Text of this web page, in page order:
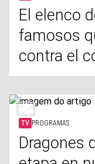
El elenco
famosos
contra el
TV PROGRAMAS
Dragones